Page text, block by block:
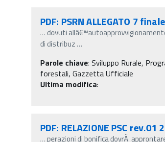
PDF: PSRN ALLEGATO 7
…dovuti
di distribuz…
Parole chiave: Sviluppo Rurale,
forestali, Gazzetta Ufficiale
Ultima modifica:
PDF: RELAZIONE PSC rev.01
…perazioni di bonifica dovrÃ